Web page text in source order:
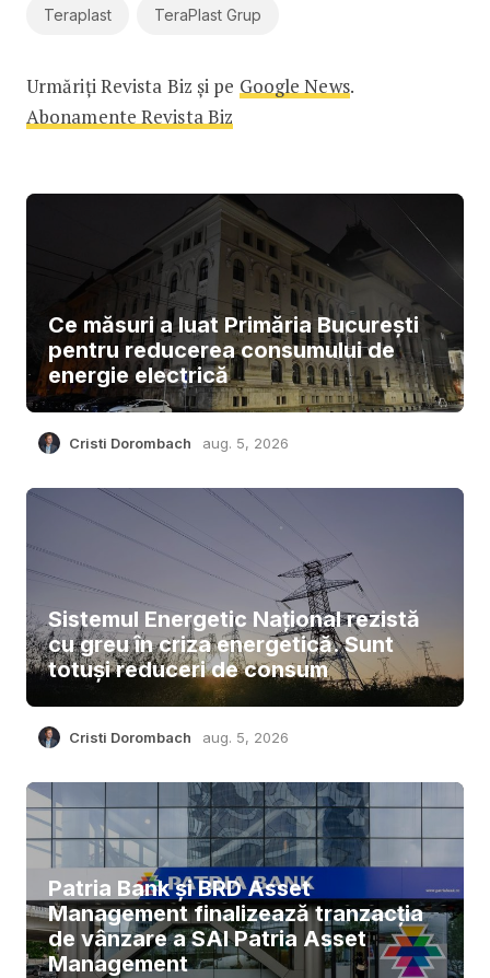
Teraplast TeraPlast Grup
Urmăriți Revista Biz și pe Google News.
Abonamente Revista Biz
Ce măsuri a luat Primăria București
pentru reducerea consumului de
energie electrică
Cristi Dorombach aug. 5, 2026
Sistemul Energetic Național rezistă
cu greu în criza energetică. Sunt
totuși reduceri de consum
Cristi Dorombach aug. 5, 2026
Patria Bank și BRD Asset
Management finalizează tranzacția
de vânzare a SAI Patria Asset
Management